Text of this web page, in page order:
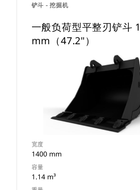
铲斗 - 挖掘机
一般负荷型平整刃铲斗
mm（47.2"）
宽度
1400 mm
容量
1.14 m³